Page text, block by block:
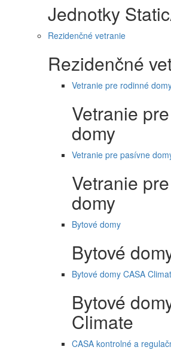
Jednotky
Rezidenčné vetranie
Rezidenčné
Vetranie pre rodinné
Vetranie
domy
Vetranie pre pasívne
Vetranie
domy
Bytové domy
Bytové
Bytové domy CASA
Bytové
Climate
CASA kontrolné a